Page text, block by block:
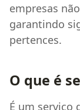
empresas
garantindo
pertences.
O que é
É um serviço